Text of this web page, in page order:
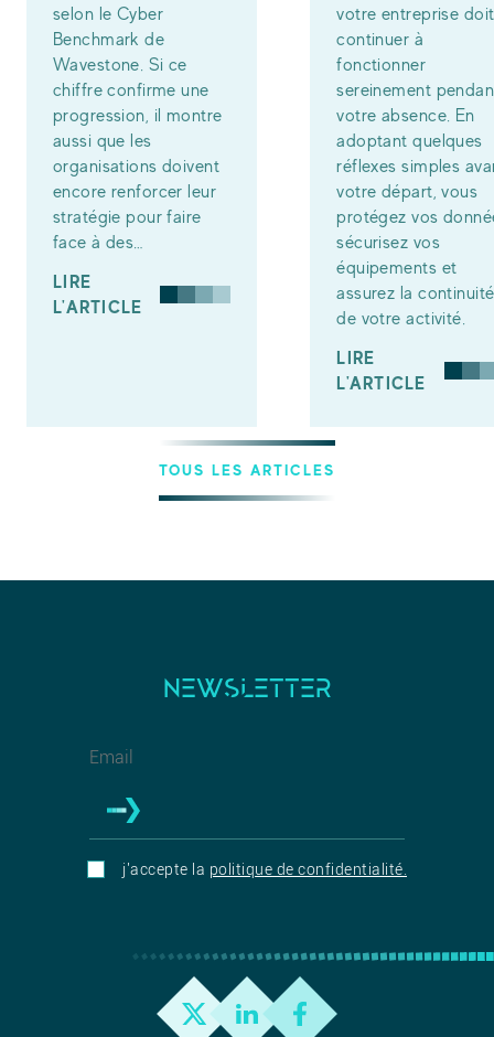
selon le Cyber
Benchmark de
Wavestone. Si ce
chiffre confirme une
progression, il montre
aussi que les
organisations doivent
encore renforcer leur
stratégie pour faire
face à des…
LIRE
L'ARTICLE
votre entreprise doit
continuer à
fonctionner
sereinement
votre absence. En
adoptant quelques
réflexes simples
votre départ, vous
protégez vos
sécurisez vos
équipements et
assurez la continuité
de votre activité.
LIRE
L'ARTICLE
TOUS LES ARTICLES
NEWSLETTER
j'accepte la politique de confidentialité.